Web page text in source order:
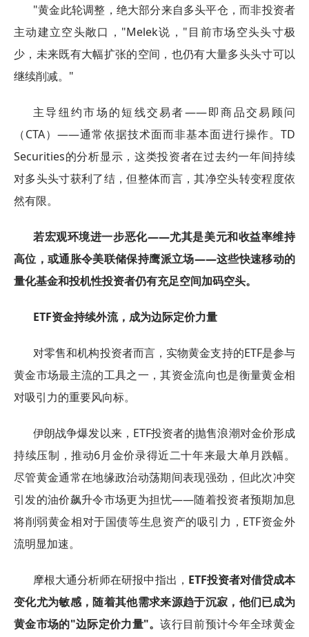
"黄金此轮调整，绝大部分来自多头平仓，而非投资者
主动建立空头敞口，"Melek说，"目前市场空头头寸极
少，未来既有大幅扩张的空间，也仍有大量多头头寸可以
继续削减。"
主导纽约市场的短线交易者——即商品交易顾问
（CTA）——通常依据技术面而非基本面进行操作。TD
Securities的分析显示，这类投资者在过去约一年间持续
对多头头寸获利了结，但整体而言，其净空头转变程度依
然有限。
若宏观环境进一步恶化——尤其是美元和收益率维持
高位，或通胀令美联储保持鹰派立场——这些快速移动的
量化基金和投机性投资者仍有充足空间加码空头。
ETF资金持续外流，成为边际定价力量
对零售和机构投资者而言，实物黄金支持的ETF是参与
黄金市场最主流的工具之一，其资金流向也是衡量黄金相
对吸引力的重要风向标。
伊朗战争爆发以来，ETF投资者的抛售浪潮对金价形成
持续压制，推动6月金价录得近二十年来最大单月跌幅。
尽管黄金通常在地缘政治动荡期间表现强劲，但此次冲突
引发的油价飙升令市场更为担忧——随着投资者预期加息
将削弱黄金相对于国债等生息资产的吸引力，ETF资金外
流明显加速。
摩根大通分析师在研报中指出， ETF投资者对借贷成本
变化尤为敏感，随着其他需求来源趋于沉寂，他们已成为
黄金市场的"边际定价力量"。该行目前预计今年全球黄金